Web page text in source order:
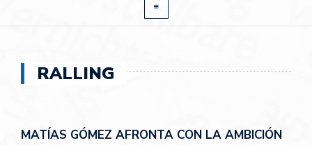
RALLING
MATÍAS GÓMEZ AFRONTA CON LA AMBICIÓN